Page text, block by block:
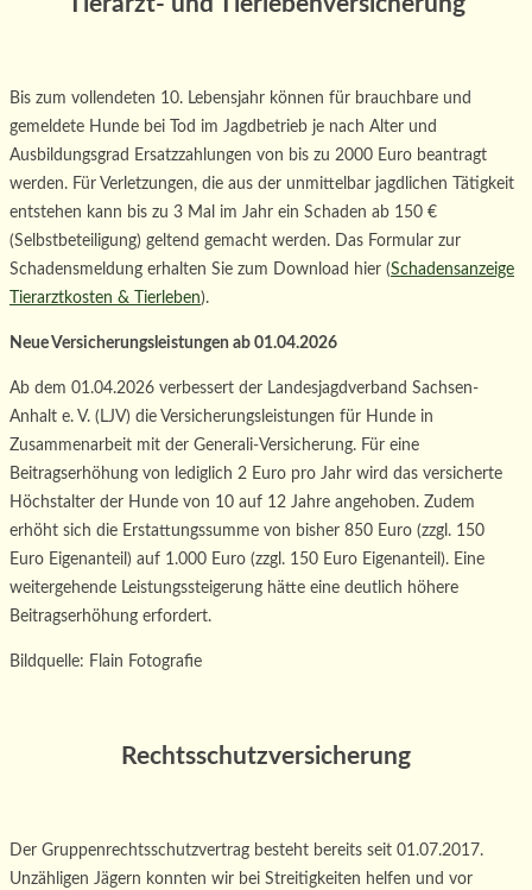
Bis zum vollendeten 10. Lebensjahr können für brauchbare und
gemeldete Hunde bei Tod im Jagdbetrieb je nach Alter und
Ausbildungsgrad Ersatzzahlungen von bis zu 2000 Euro beantragt
werden. Für Verletzungen, die aus der unmittelbar jagdlichen Tätigkeit
entstehen kann bis zu 3 Mal im Jahr ein Schaden ab 150 €
(Selbstbeteiligung) geltend gemacht werden. Das Formular zur
Schadensmeldung erhalten Sie zum Download hier (Schadensanzeige
Tierarztkosten & Tierleben).
Neue Versicherungsleistungen ab 01.04.2026
Ab dem 01.04.2026 verbessert der Landesjagdverband Sachsen-
Anhalt e. V. (LJV) die Versicherungsleistungen für Hunde in
Zusammenarbeit mit der Generali-Versicherung. Für eine
Beitragserhöhung von lediglich 2 Euro pro Jahr wird das versicherte
Höchstalter der Hunde von 10 auf 12 Jahre angehoben. Zudem
erhöht sich die Erstattungssumme von bisher 850 Euro (zzgl. 150
Euro Eigenanteil) auf 1.000 Euro (zzgl. 150 Euro Eigenanteil). Eine
weitergehende Leistungssteigerung hätte eine deutlich höhere
Beitragserhöhung erfordert.
Bildquelle: Flain Fotografie
Rechtsschutzversicherung
Der Gruppenrechtsschutzvertrag besteht bereits seit 01.07.2017.
Unzähligen Jägern konnten wir bei Streitigkeiten helfen und vor